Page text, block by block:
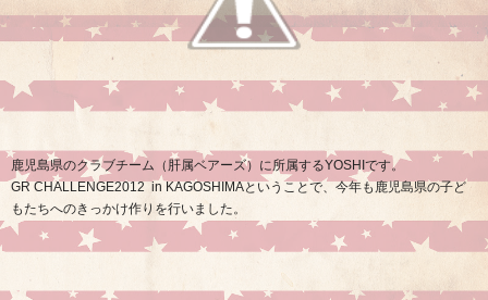
鹿児島県のクラブチーム（肝属ベアーズ）に所属するYOSHI です。
GR CHALLENGE2012 in KAGOSHIMAということで、今年も鹿児島県の子ど
もたちへのきっかけ作りを行いました。